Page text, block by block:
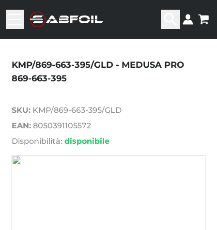
KMP/869-663-395/GLD - MEDUSA PRO
869-663-395
SKU: KMP/869-663-395/GLD
EAN: 8050391105572
Disponibilità: disponibile